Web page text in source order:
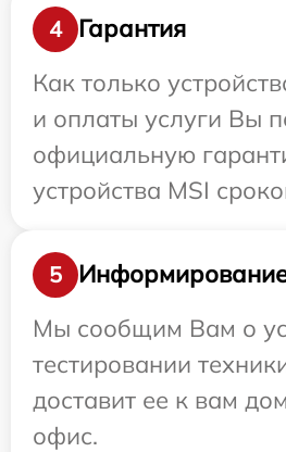
4
Гарантия
Как только
и оплаты услуги Вы
официальную
устройства MSI
5
Информирование
Мы сообщим Вам о
тестировании
доставит ее к вам
офис.